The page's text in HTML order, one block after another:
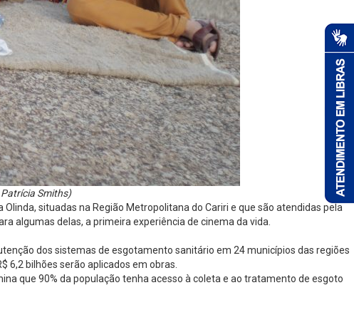
Patrícia Smiths)
situadas na Região Metropolitana do Cariri e que são atendidas pela
algumas delas, a primeira experiência de cinema da vida.
dos sistemas de esgotamento sanitário em 24 municípios das regiões
6,2 bilhões serão aplicados em obras.
que 90% da população tenha acesso à coleta e ao tratamento de esgoto